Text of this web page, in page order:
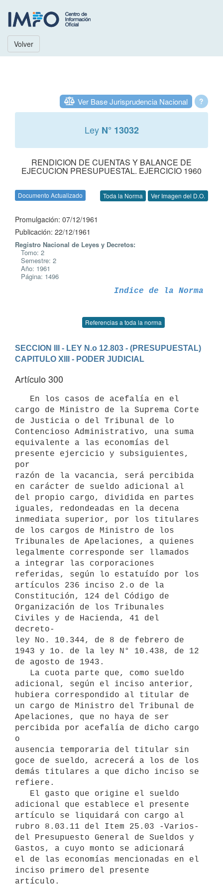
Volver
?
Ver Base Jurisprudencia Nacional
Ley N° 13032
RENDICION DE CUENTAS Y BALANCE DE
EJECUCION PRESUPUESTAL. EJERCICIO 1960
Documento Actualizado Toda la Norma Ver Imagen del D.O.
Promulgación: 07/12/1961
Publicación: 22/12/1961
Registro Nacional de Leyes y Decretos:
Tomo: 2
Semestre: 2
Año: 1961
Página: 1496
Indice de la Norma
Referencias a toda la norma
SECCION III - LEY N.o 12.803 - (PRESUPUESTAL)
CAPITULO XIII - PODER JUDICIAL
Artículo 300
cargo de Ministro de la Suprema Corte
de Justicia o del Tribunal de lo
Contencioso Administrativo, una suma
equivalente a las economías del
presente ejercicio y subsiguientes,
por
razón de la vacancia, será percibida
en carácter de sueldo adicional al
del propio cargo, dividida en partes
iguales, redondeadas en la decena
inmediata superior, por los titulares
de los cargos de Ministro de los
Tribunales de Apelaciones, a quienes
legalmente corresponde ser llamados
a integrar las corporaciones
referidas, según lo estatuído por los
artículos 236 inciso 2.o de la
Constitución, 124 del Código de
Organización de los Tribunales
Civiles y de Hacienda, 41 del
decreto-
ley No. 10.344, de 8 de febrero de
1943 y 1o. de la ley N° 10.438, de 12
de agosto de 1943.
adicional, según el inciso anterior,
hubiera correspondido al titular de
un cargo de Ministro del Tribunal de
Apelaciones, que no haya de ser
percibida por acefalía de dicho cargo
o
ausencia temporaria del titular sin
goce de sueldo, acrecerá a los de los
demás titulares a que dicho inciso se
refiere.
adicional que establece el presente
artículo se liquidará con cargo al
rubro 8.03.11 del Item 25.03 -Varios-
del Presupuesto General de Sueldos y
Gastos, a cuyo monto se adicionará
el de las economías mencionadas en el
inciso primero del presente